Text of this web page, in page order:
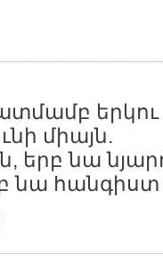
երկու
միայն.
երբ նա
նա հանգիստ